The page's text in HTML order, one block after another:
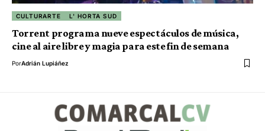
CULTURARTE L' HORTA SUD
Torrent programa nueve espectáculos de música,
cine al aire libre y magia para este fin de semana
PorAdrián Lupiáñez